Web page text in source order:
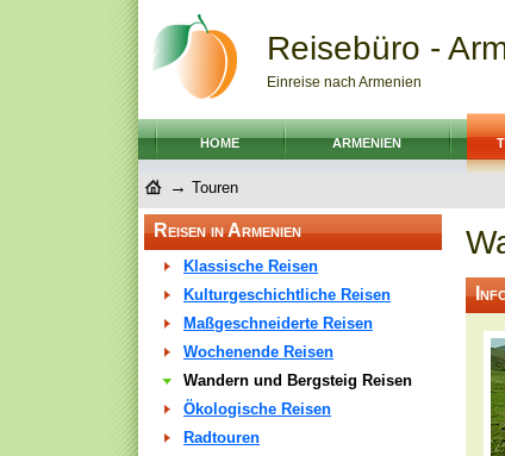
Reisebüro -
Einreise nach Armenien
HOME ARMENIEN
→ Touren
Reisen in Armenien
Klassische Reisen
Kulturgeschichtliche Reisen
Maßgeschneiderte Reisen
Wochenende Reisen
Wandern und Bergsteig Reisen
Ökologische Reisen
Radtouren